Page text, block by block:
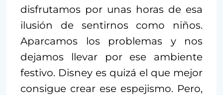
disfrutamos por unas horas de esa
ilusión de sentirnos como niños.
Aparcamos los problemas y nos
dejamos llevar por ese ambiente
festivo. Disney es quizá el que mejor
consigue crear ese espejismo. Pero,